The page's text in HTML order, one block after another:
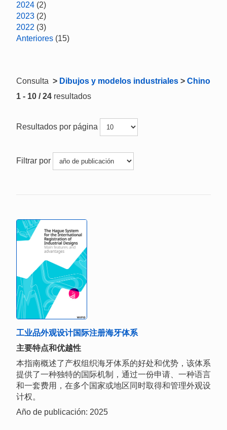
2024 (2)
2023 (2)
2022 (3)
Anteriores (15)
Consulta > Dibujos y modelos industriales > Chino
1 - 10 / 24 resultados
Resultados por página
Filtrar por
工业品外观设计国际注册海牙体系
主要特点和优越性
本指南概述了产权组织海牙体系的好处和优势，该体系
提供了一种独特的国际机制，通过一份申请、一种语言
和一套费用，在多个国家或地区同时取得和管理外观设
计权。
Año de publicación: 2025